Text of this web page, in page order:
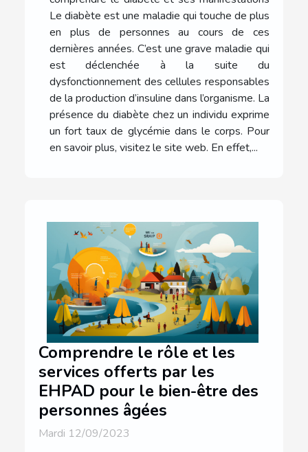
Le diabète est une maladie qui touche de plus
en plus de personnes au cours de ces
dernières années. C’est une grave maladie qui
est déclenchée à la suite du
dysfonctionnement des cellules responsables
de la production d’insuline dans l’organisme. La
présence du diabète chez un individu exprime
un fort taux de glycémie dans le corps. Pour
en savoir plus, visitez le site web. En effet,...
Comprendre le rôle et les
services offerts par les
EHPAD pour le bien-être des
personnes âgées
Mardi 12/09/2023